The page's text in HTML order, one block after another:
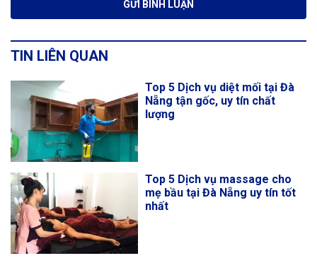
TIN LIÊN QUAN
Top 5 Dịch vụ diệt mối tại Đà
Nẵng tận gốc, uy tín chất
lượng
Top 5 Dịch vụ massage cho
mẹ bầu tại Đà Nẵng uy tín tốt
nhất